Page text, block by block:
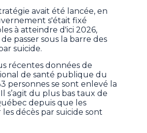
avait été lancée, en
s'était fixé
à atteindre d'ici 2026,
passer sous la barre des
suicide.
récentes données de
de santé publique du
personnes se sont enlevé la
s’agit du plus bas taux de
depuis que les
décès par suicide sont